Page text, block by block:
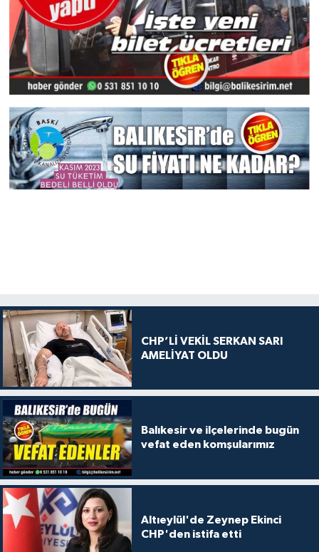
CHP’Lİ VEKİL SERKAN SARI
AMELİYAT OLDU
Balıkesir ve ilçelerinde bugün
vefat eden komşularımız
Altıeylül'de Zeynep Ekinci
CHP'den istifa etti